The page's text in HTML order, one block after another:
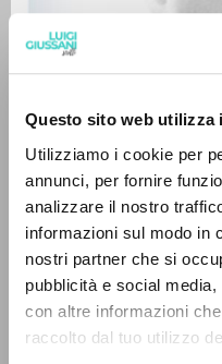
Questo sito web utilizza
Utilizziamo i cookie per
annunci, per fornire
analizzare il nostro
informazioni sul modo in
nostri partner che si
pubblicità e social
con altre informazioni
raccolto dal tuo utilizzo
Carrón Julián Autor
Giussani LuigiAutor
PIEMME
Italiano
EL
Este portal recoge
usuarios los textos
voces
idiomas y